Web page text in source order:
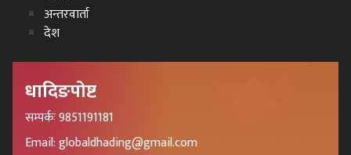
अन्तरवार्ता
देश
धादिङपोष्ट
सम्पर्कः 9851191181
Email: globaldhading@gmail.com